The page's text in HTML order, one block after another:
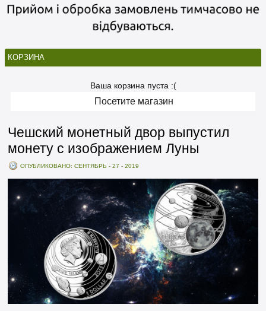
КОРЗИНА
Ваша корзина пуста :(
Посетите магазин
Чешский монетный двор выпустил
монету с изображением Луны
ОПУБЛИКОВАНО: СЕНТЯБРЬ - 27 - 2019